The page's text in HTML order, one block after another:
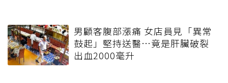
男顧客腹部漲痛 女店員見「異常
鼓起」堅持送醫…竟是肝臟破裂
出血2000毫升